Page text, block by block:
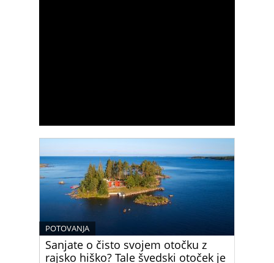
Sanjate o čisto svojem otočku z
rajsko hiško? Tale švedski otoček je
POTOVANJA